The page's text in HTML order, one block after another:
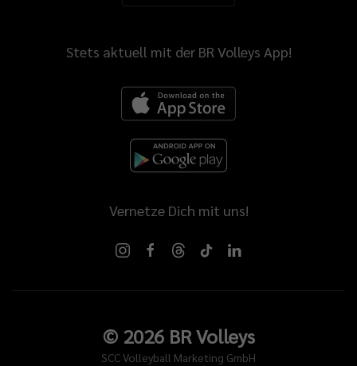
Stets aktuell mit der BR Volleys App!
Vernetze Dich mit uns!
© 2026BR Volleys
SCC Volleyball Marketing GmbH